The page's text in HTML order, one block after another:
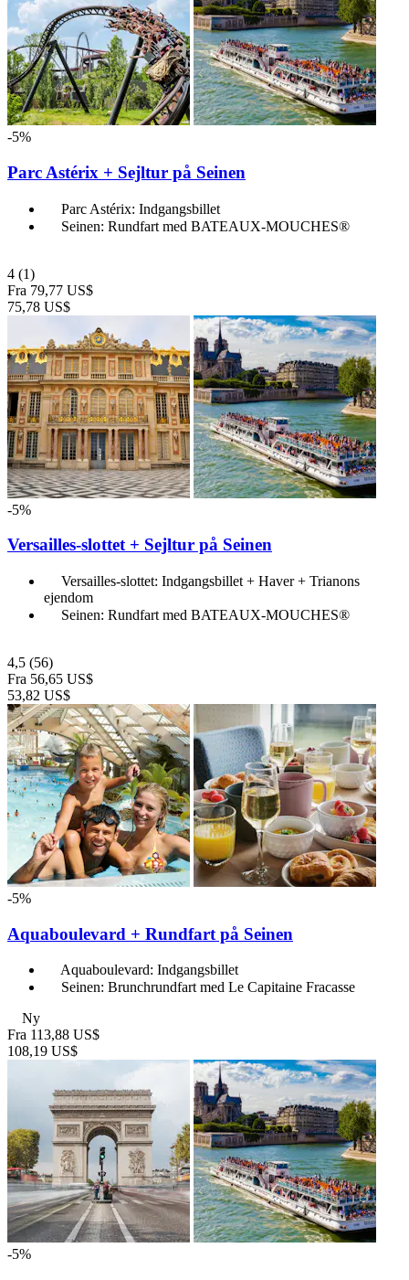
-5%
Parc Astérix + Sejltur på Seinen
Parc Astérix: Indgangsbillet
Seinen: Rundfart med BATEAUX-MOUCHES®
4 (1)
Fra 79,77 US$
75,78 US$
-5%
Versailles-slottet + Sejltur på Seinen
Versailles-slottet: Indgangsbillet + Haver + Trianons
ejendom
Seinen: Rundfart med BATEAUX-MOUCHES®
4,5 (56)
Fra 56,65 US$
53,82 US$
-5%
Aquaboulevard + Rundfart på Seinen
Aquaboulevard: Indgangsbillet
Seinen: Brunchrundfart med Le Capitaine Fracasse
Ny
Fra 113,88 US$
108,19 US$
-5%